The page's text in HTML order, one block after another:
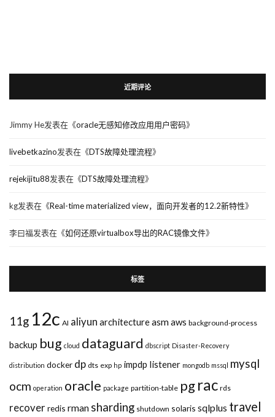
近期评论
Jimmy He发表在《oracle无感知修改应用用户密码》
livebetkazino发表在《DTS故障处理流程》
rejekijitu88发表在《DTS故障处理流程》
kg发表在《Real-time materialized view，面向开发者的12.2新特性》
李曰福发表在《如何还原virtualbox导出的RAC镜像文件》
标签
11g 12c AI aliyun architectureasmaws background-process
backup bug cloud dataguard dbscript Disaster-Recovery
distribution docker dp dts exp hp impdp listener mongodb mssql mysql
ocm operation oracle package partition-table pgrac rds
recover redis rman sharding shutdown solaris sqlplus travel